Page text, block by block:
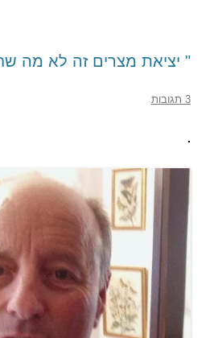
" יציאת מצרים זה לא מה
3 תגובות
.